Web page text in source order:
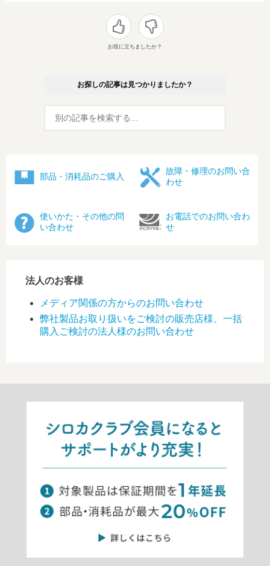
お役に立ちましたか？
お探しの記事は見つかりましたか？
部品・消耗品のご購入
故障・修理のお問い合
わせ
使いかた・その他の問
い合わせ
お電話でのお問い合わ
せ
法人のお客様
メディア関係の方からのお問い合わせ
弊社製品お取り扱いをご検討の販売店様、一括
購入ご検討の法人様のお問い合わせ